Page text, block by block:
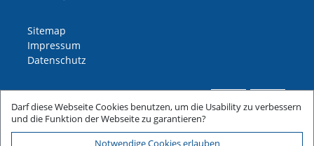
Sitemap
Impressum
Datenschutz
Darf diese Webseite Cookies benutzen, um die Usability zu verbessern
und die Funktion der Webseite zu garantieren?
Notwendige Cookies erlauben